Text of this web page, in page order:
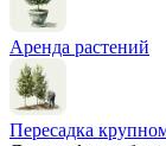
Аренда растений
Пересадка